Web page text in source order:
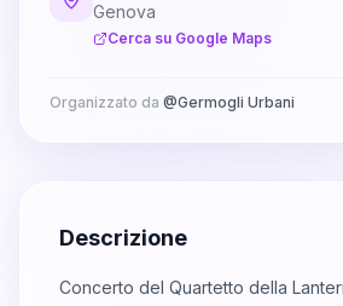
Genova
Cerca su Google Maps
Organizzato da @Germogli Urbani
Descrizione
Concerto del Quartetto della